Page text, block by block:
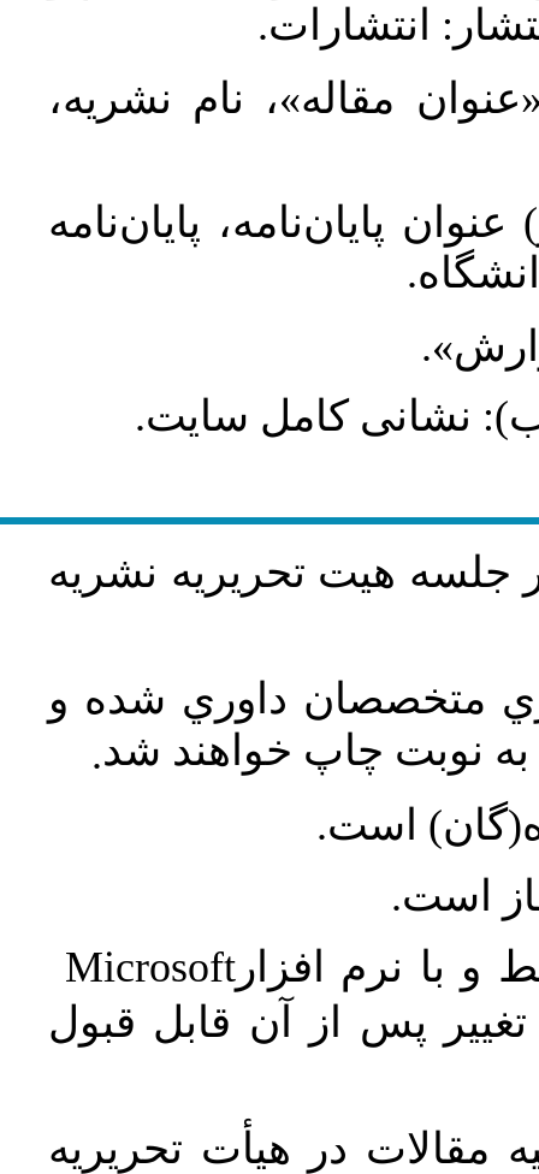
انتشارات.
مقاله»، نام نشریه،
پایان‌نامه، پایان‌نامه
نشانی کامل سایت.
جلسه هيت تحريريه نشريه
متخصصان داوري شده و
نوبت چاپ خواهند شد.
است.
است.
و با نرم افزارMicrosoft
پس از آن قابل قبول
مقالات در هیأت تحریریه